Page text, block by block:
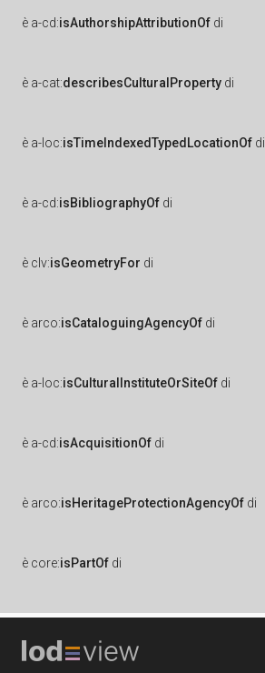
è a-cd:isAuthorshipAttributionOf di
è a-cat:describesCulturalProperty di
è a-loc:isTimeIndexedTypedLocationOf di
è a-cd:isBibliographyOf di
è clv:isGeometryFor di
è arco:isCataloguingAgencyOf di
è a-loc:isCulturalInstituteOrSiteOf di
è a-cd:isAcquisitionOf di
è arco:isHeritageProtectionAgencyOf di
è core:isPartOf di